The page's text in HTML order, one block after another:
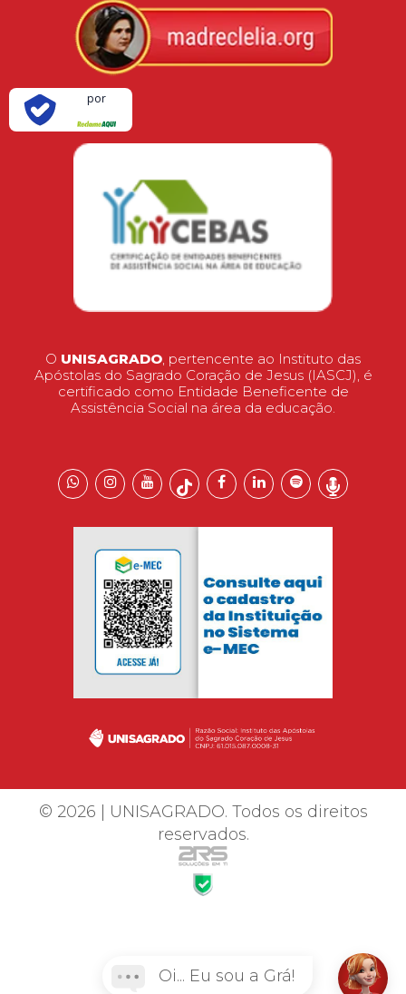
por
O UNISAGRADO, pertencente ao Instituto das
Apóstolas do Sagrado Coração de Jesus (IASCJ), é
certificado como Entidade Beneficente de
Assistência Social na área da educação.
© 2026 | UNISAGRADO. Todos os direitos
reservados.
Oi... Eu sou a Grá!